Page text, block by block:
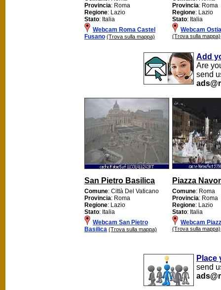
Provincia: Roma
Regione: Lazio
Stato: Italia
Webcam Roma Castel
Fusano (Trova sulla mappa)
Provincia: Roma
Regione: Lazio
Stato: Italia
Webcam
(Trova sulla mappa)
Add
Are
send
San Pietro Basilica
Comune: Città Del Vaticano
Provincia: Roma
Regione: Lazio
Stato: Italia
Webcam San Pietro
Basilica (Trova sulla mappa)
Piazza
Comune: Roma
Provincia: Roma
Regione: Lazio
Stato: Italia
Webcam
(Trova sulla mappa)
Place
send